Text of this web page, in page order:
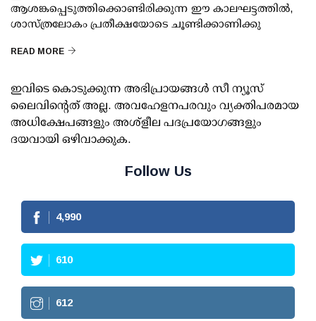
ആശങ്കപ്പെടുത്തിക്കൊണ്ടിരിക്കുന്ന ഈ കാലഘട്ടത്തിൽ,
ശാസ്ത്രലോകം പ്രതീക്ഷയോടെ ചൂണ്ടിക്കാണിക്കു
READ MORE
ഇവിടെ കൊടുക്കുന്ന അഭിപ്രായങ്ങള്‍ സീ ന്യൂസ്
ലൈവിന്റെത് അല്ല. അവഹേളനപരവും വ്യക്തിപരമായ
അധിക്ഷേപങ്ങളും അശ്‌ളീല പദപ്രയോഗങ്ങളും
ദയവായി ഒഴിവാക്കുക.
Follow Us
4,990
610
612